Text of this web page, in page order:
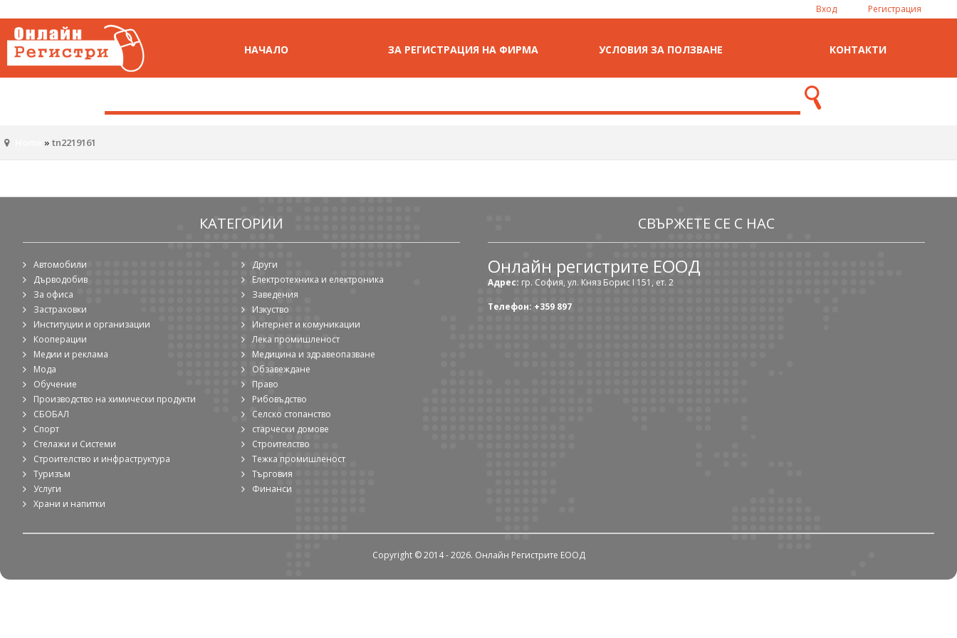
Вход Регистрация
НАЧАЛО ЗА РЕГИСТРАЦИЯ НА ФИРМА УСЛОВИЯ ЗА ПОЛЗВАНЕ КОНТАКТИ
»tn2219161
КАТЕГОРИИ
Автомобили
Други
Дърводобив
Електротехника и електроника
За офиса
Заведения
Застраховки
Изкуство
Институции и организации
Интернет и комуникации
Кооперации
Лека промишленост
Медии и реклама
Медицина и здравеопазване
Мода
Обзавеждане
Обучение
Право
Производство на химически продукти
Рибовъдство
СБОБАЛ
Селско стопанство
Спорт
старчески домове
Стелажи и Системи
Строителство
Строителство и инфраструктура
Тежка промишленост
Туризъм
Търговия
Услуги
Финанси
Храни и напитки
СВЪРЖЕТЕ СЕ С НАС
Онлайн регистрите ЕООД
Адрес: гр. София, ул. Княз Борис I 151, ет. 2
Телефон: +359 897
Copyright © 2014 - 2026. Онлайн Регистрите ЕООД